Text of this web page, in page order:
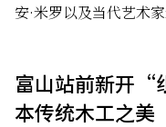
安·米罗以及当代艺术
富山站前新开“
本传统木工之美